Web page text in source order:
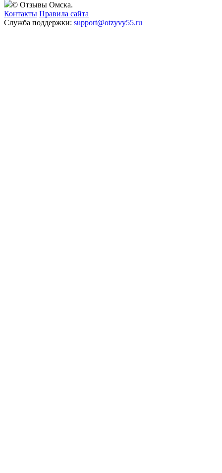
© Отзывы Омска.
Контакты Правила сайта
Служба поддержки: support@otzyvy55.ru